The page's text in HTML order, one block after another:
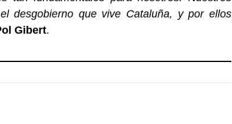
desgobierno que vive Cataluña, y por ellos
Gibert.